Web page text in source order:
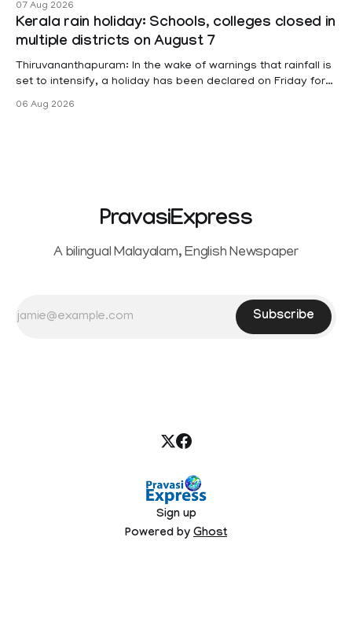
information was provided by Minister of State for External
Affairs Pabitra Margherita in a written reply to questions
raised
07 Aug 2026
Kerala rain holiday: Schools, colleges closed in
multiple districts on August 7
Thiruvananthapuram: In the wake of warnings that rainfall is
set to intensify, a holiday has been declared on Friday for
Kottayam, Wayanad and Kasaragod districts. Meanwhile, a
06 Aug 2026
PravasiExpress
A bilingual Malayalam, English Newspaper
Subscribe
Sign up
Powered by Ghost